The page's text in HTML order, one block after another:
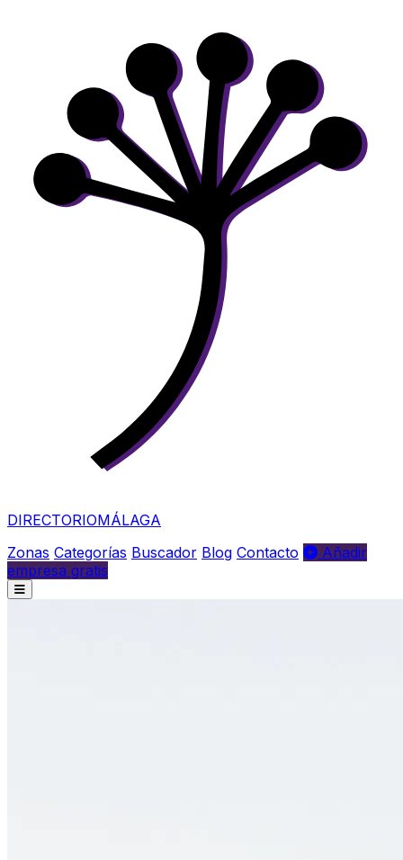
DIRECTORIOMÁLAGA
Zonas Categorías Buscador Blog Contacto
Añadir
empresa gratis